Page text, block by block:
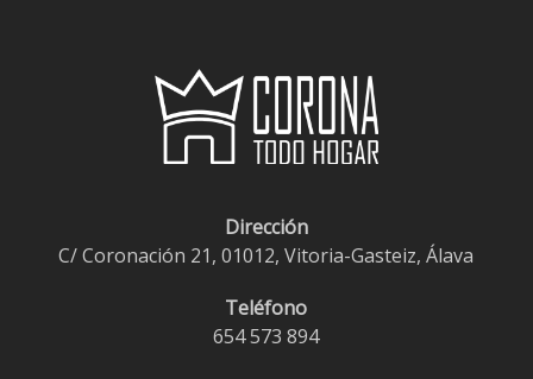
Dirección
C/ Coronación 21, 01012, Vitoria-Gasteiz, Álava
Teléfono
654 573 894